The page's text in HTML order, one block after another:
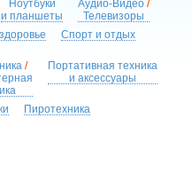
и планшеты
Телевизоры
Спорт и отдых
/
Портативная техника
и аксессуары
Пиротехника